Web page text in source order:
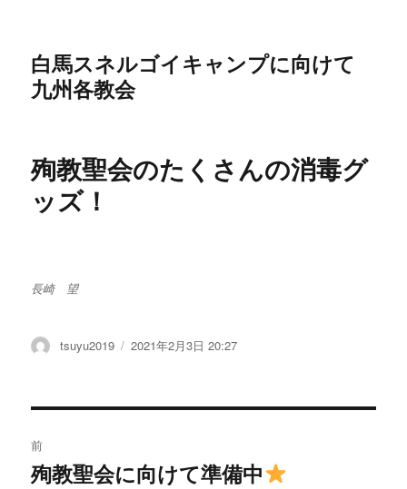
白馬スネルゴイキャンプに向けて
九州各教会
殉教聖会のたくさんの消毒グ
ッズ！
長崎 望
投
tsuyu2019
投
2021年2月3日 20:27
稿
前
過
殉教聖会に向けて準備中